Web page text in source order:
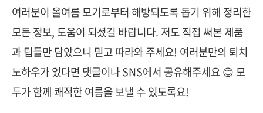
여러분이 올여름 모기로부터 해방되도록 돕기 위해 정리한
모든 정보, 도움이 되셨길 바랍니다. 저도 직접 써본 제품
과 팁들만 담았으니 믿고 따라와 주세요! 여러분만의 퇴치
노하우가 있다면 댓글이나 SNS에서 공유해주세요 😊 모
두가 함께 쾌적한 여름을 보낼 수 있도록요!